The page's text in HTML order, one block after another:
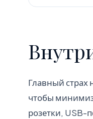
Главный страх
чтобы
розетки, USB-